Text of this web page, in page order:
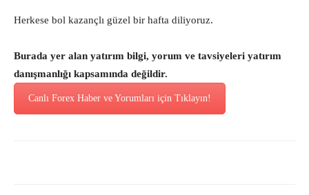
Herkese bol kazançlı güzel bir hafta diliyoruz.
Burada yer alan yatırım bilgi, yorum ve tavsiyeleri yatırım
danışmanlığı kapsamında değildir.
Canlı Forex Haber ve Yorumları için Tıklayın!